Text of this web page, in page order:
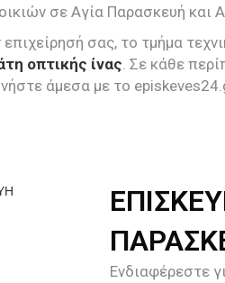
σε Αγία Παρασκευή και
σας, το τμήμα
οπτικής ίνας. Σε κάθε
άμεσα με το
Ενδιαφέρεστε